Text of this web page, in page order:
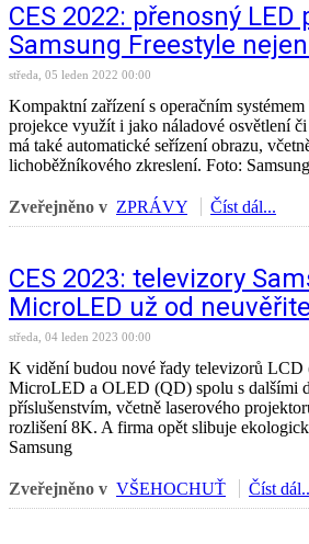
CES 2022: přenosný
Samsung Freestyle
středa, 05 leden 2022 00:00
Kompaktní zařízení s operačním systémem
projekce využít i jako náladové osvětlení
má také automatické seřízení obrazu,
lichoběžníkového zkreslení. Foto: Samsung
Zveřejněno v ZPRÁVY Číst dál...
CES 2023: televizory
MicroLED už od
středa, 04 leden 2023 00:00
K vidění budou nové řady televizorů
MicroLED a OLED (QD) spolu s dalšími
příslušenstvím, včetně laserového
rozlišení 8K. A firma opět slibuje
Samsung
Zveřejněno v VŠEHOCHUŤ Číst